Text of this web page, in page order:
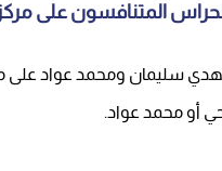
المتنافسون على
سليمان ومحمد عواد على
أو محمد عواد.